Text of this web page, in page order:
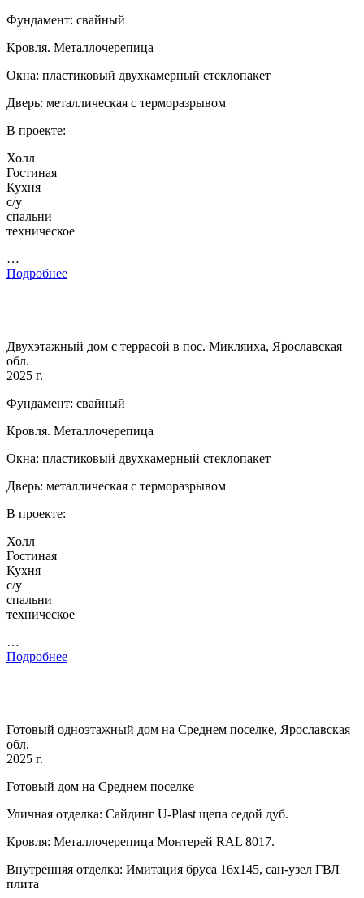
Фундамент: свайный
Кровля. Металлочерепица
Окна: пластиковый двухкамерный стеклопакет
Дверь: металлическая с терморазрывом
В проекте:
Холл
Гостиная
Кухня
с/у
спальни
техническое
…
Подробнее
Двухэтажный дом с террасой в пос. Микляиха, Ярославская
обл.
2025 г.
Фундамент: свайный
Кровля. Металлочерепица
Окна: пластиковый двухкамерный стеклопакет
Дверь: металлическая с терморазрывом
В проекте:
Холл
Гостиная
Кухня
с/у
спальни
техническое
…
Подробнее
Готовый одноэтажный дом на Среднем поселке, Ярославская
обл.
2025 г.
Готовый дом на Среднем поселке
Уличная отделка: Сайдинг U-Plast щепа седой дуб.
Кровля: Металлочерепица Монтерей RAL 8017.
Внутренняя отделка: Имитация бруса 16х145, сан-узел ГВЛ
плита